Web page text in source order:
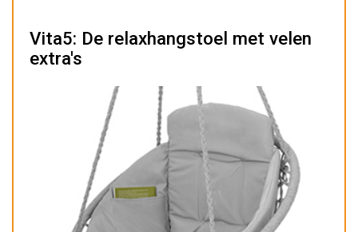
Vita5: De relaxhangstoel met velen
extra's